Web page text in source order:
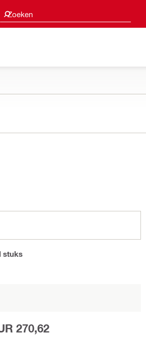
Zoeken
Zoeksuggesties
stuks
270,62